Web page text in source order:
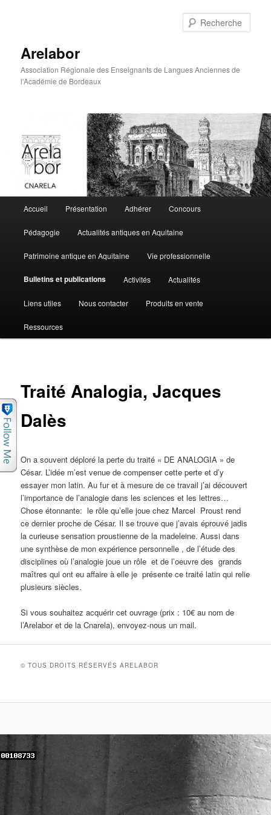
Arelabor
Association Régionale des Enseignants de Langues Anciennes de
l'Académie de Bordeaux
Aller au contenu principal
Aller au contenu secondaire
Accueil Présentation Adhérer Concours
Pédagogie Actualités antiques en Aquitaine
Patrimoine antique en Aquitaine Vie professionnelle
Bulletins et publications Activités Actualités
Liens utiles Nous contacter Produits en vente
Ressources
Traité Analogia, Jacques
Dalès
On a souvent déploré la perte du traité « DE ANALOGIA » de
César. L’idée m’est venue de compenser cette perte et d’y
essayer mon latin. Au fur et à mesure de ce travail j’ai découvert
l’importance de l’analogie dans les sciences et les lettres…
Chose étonnante: le rôle qu’elle joue chez Marcel Proust rend
ce dernier proche de César. Il se trouve que j’avais éprouvé jadis
la curieuse sensation proustienne de la madeleine. Aussi dans
une synthèse de mon expérience personnelle , de l’étude des
disciplines où l’analogie joue un rôle et de l’oeuvre des grands
maîtres qui ont eu affaire à elle je présente ce traité latin qui relie
plusieurs siècles.
Si vous souhaitez acquérir cet ouvrage (prix : 10€ au nom de
l’Arelabor et de la Cnarela), envoyez-nous un mail.
© TOUS DROITS RÉSERVÉS ARELABOR